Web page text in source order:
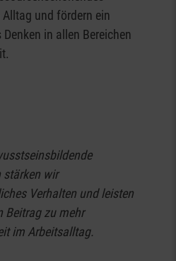
und fördern ein
in allen Bereichen
stärken wir
Verhalten und leisten
Beitrag zu mehr
im Arbeitsalltag.